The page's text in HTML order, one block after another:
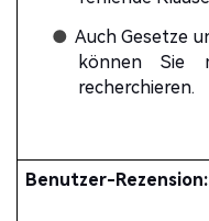
● Auch Gesetze
können Sie
recherchieren.
Benutzer-Rezension: